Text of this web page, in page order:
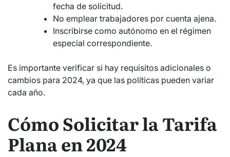
fecha de solicitud.
No emplear trabajadores por cuenta ajena.
Inscribirse como autónomo en el régimen
especial correspondiente.
Es importante verificar si hay requisitos adicionales o
cambios para 2024, ya que las políticas pueden variar
cada año.
Cómo Solicitar la Tarifa
Plana en 2024